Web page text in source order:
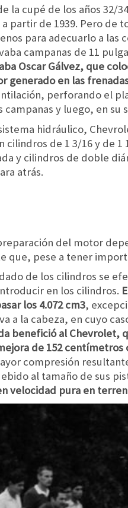
la cupé de los años
partir de 1939. Pero de
para adecuarlo a las
campanas de 11
Oscar Gálvez, que
generado en las
perforando el
campanas y luego, en su
hidráulico,
cilindros de 1 3/16 y de
y cilindros de doble
atrás.
del motor
que, pese a tener
de los cilindros se
en los cilindros.
los 4.072 cm3,
a la cabeza, en cuyo
benefició al Chevrolet,
de 152 centímetros
compresión
al tamaño de sus
velocidad pura en